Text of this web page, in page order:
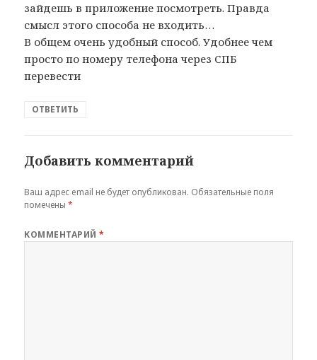
зайдешь в приложение посмотреть. Правда
смысл этого способа не входить…
В общем очень удобный способ. Удобнее чем
просто по номеру телефона через СПБ
перевести
ОТВЕТИТЬ
Добавить комментарий
Ваш адрес email не будет опубликован. Обязательные поля
помечены*
КОММЕНТАРИЙ*